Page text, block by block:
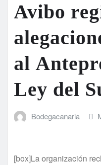
Avibo
al
Ley del
Bodegacanaria
[box]La organización